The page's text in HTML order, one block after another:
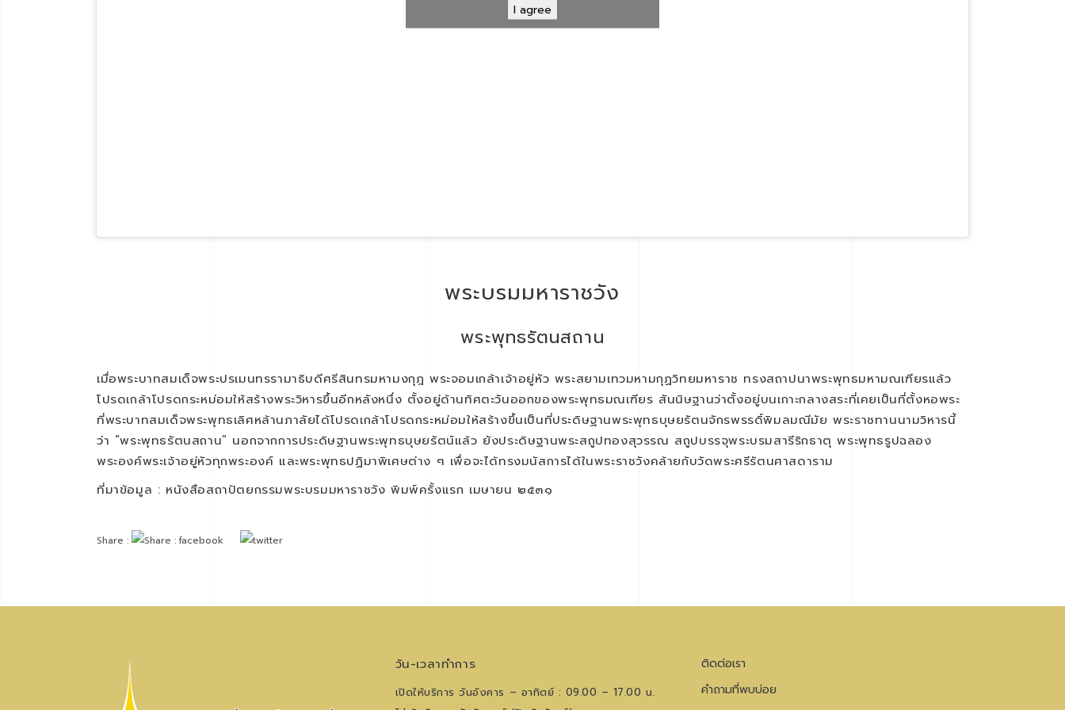
I agree
พระบรมมหาราชวัง
พระพุทธรัตนสถาน
เมื่อพระบาทสมเด็จพระปรเมนทรรามาธิบดีศรีสินทรมหามงกุฎ พระจอมเกล้าเจ้าอยู่หัว พระสยามเทวมหามกุฏวิทยมหาราช ทรงสถาปนาพระพุทธมหามณเฑียรแล้ว
โปรดเกล้าโปรดกระหม่อมให้สร้างพระวิหารขึ้นอีกหลังหนึ่ง ตั้งอยู่ด้านทิศตะวันออกของพระพุทธมณเฑียร สันนิษฐานว่าตั้งอยู่บนเกาะกลางสระที่เคยเป็นที่ตั้งหอพระ
ที่พระบาทสมเด็จพระพุทธเลิศหล้านภาลัยได้โปรดเกล้าโปรดกระหม่อมให้สร้างขึ้นเป็นที่ประดิษฐานพระพุทธบุษยรัตนจักรพรรดิ์พิมลมณีมัย พระราชทานนามวิหารนี้
ว่า “พระพุทธรัตนสถาน” นอกจากการประดิษฐานพระพุทธบุษยรัตน์แล้ว ยังประดิษฐานพระสถูปทองสุวรรณ สถูปบรรจุพระบรมสารีริกธาตุ พระพุทธรูปฉลอง
พระองค์พระเจ้าอยู่หัวทุกพระองค์ และพระพุทธปฏิมาพิเศษต่าง ๆ เพื่อจะได้ทรงมนัสการได้ในพระราชวังคล้ายกับวัดพระศรีรัตนศาสดาราม
ที่มาข้อมูล : หนังสือสถาปัตยกรรมพระบรมมหาราชวัง พิมพ์ครั้งแรก เมษายน ๒๕๓๑
วัน-เวลาทำการ
เปิดให้บริการ วันอังคาร – อาทิตย์ : 09.00 – 17.00 น.
ติดต่อเรา
คำถามที่พบบ่อย